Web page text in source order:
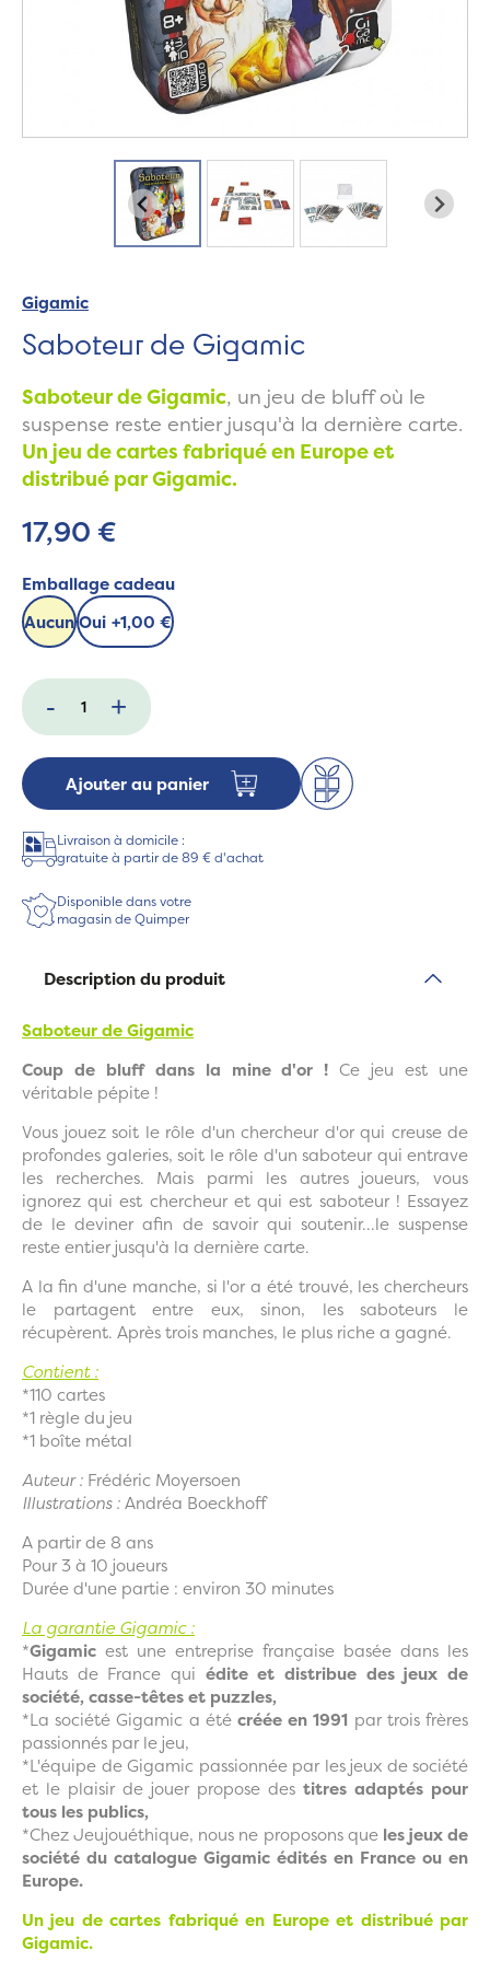
Gigamic
Saboteur de Gigamic
Saboteur de Gigamic, un jeu de bluff où le
suspense reste entier jusqu'à la dernière carte.
Un jeu de cartes fabriqué en Europe et
distribué par Gigamic.
17,90 €
Emballage cadeau
AucunOui +1,00 €
- +
Ajouter au panier
Livraison à domicile :
gratuite à partir de 89 € d'achat
Disponible dans votre
magasin de Quimper
Description du produit
Saboteur de Gigamic
Coup de bluff dans la mine d'or ! Ce jeu est une
véritable pépite !
Vous jouez soit le rôle d'un chercheur d'or qui creuse de
profondes galeries, soit le rôle d'un saboteur qui entrave
les recherches. Mais parmi les autres joueurs, vous
ignorez qui est chercheur et qui est saboteur ! Essayez
de le deviner afin de savoir qui soutenir...le suspense
reste entier jusqu'à la dernière carte.
A la fin d'une manche, si l'or a été trouvé, les chercheurs
le partagent entre eux, sinon, les saboteurs le
récupèrent. Après trois manches, le plus riche a gagné.
Contient :
*110 cartes
*1 règle du jeu
*1 boîte métal
Auteur : Frédéric Moyersoen
Illustrations :Andréa Boeckhoff
A partir de 8 ans
Pour 3 à 10 joueurs
Durée d'une partie : environ 30 minutes
La garantie Gigamic :
*Gigamic est une entreprise française basée dans les
Hauts de France qui édite et distribue des jeux de
société, casse-têtes et puzzles,
*La société Gigamic a été créée en 1991 par trois frères
passionnés par le jeu,
*L'équipe de Gigamic passionnée par les jeux de société
et le plaisir de jouer propose des titres adaptés pour
tous les publics,
*Chez Jeujouéthique, nous ne proposons que les jeux de
société du catalogue Gigamic édités en France ou en
Europe.
Un jeu de cartes fabriqué en Europe et distribué par
Gigamic.